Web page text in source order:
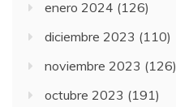
enero 2024 (126)
diciembre 2023 (110)
noviembre 2023 (126)
octubre 2023 (191)